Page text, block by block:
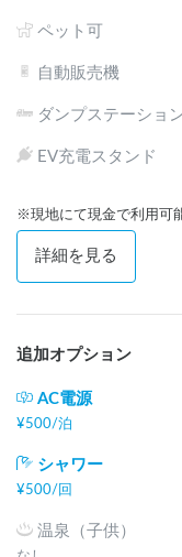
ペット可
自動販売機
ダンプステーショ
EV充電スタンド
※現地にて現金で利用可
詳細を見る
追加オプション
AC電源
¥500/泊
シャワー
¥500/回
温泉（子供）